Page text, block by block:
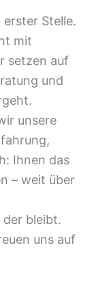
Stelle.
mit
setzen auf
und
unsere
Ihnen das
– weit über
der bleibt.
uns auf